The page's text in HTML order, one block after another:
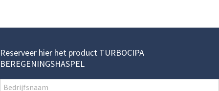
Reserveer hier het product TURBOCIPA
BEREGENINGSHASPEL